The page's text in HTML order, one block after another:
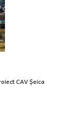
CAV Șeica